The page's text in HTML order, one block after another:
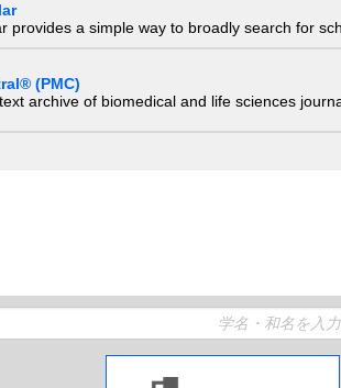
provides a simple way to broadly search for
(PMC)
archive of biomedical and life sciences